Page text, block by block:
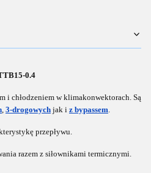
0.4
i chłodzeniem w klimakonwektorach. Są
, 3-drogowych jak i z bypassem.
przepływu.
razem z siłownikami termicznymi.